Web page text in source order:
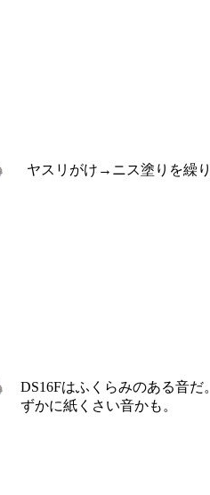
ヤスリがけ→ニス塗りを繰
DS16Fはふくらみのある音
ずかに紙くさい音かも。